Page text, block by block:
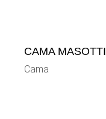
CAMA MASOTTI
Cama